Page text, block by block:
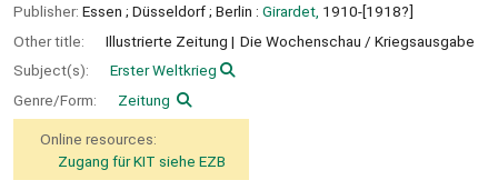
Publisher: Essen ; Düsseldorf ; Berlin : Girardet, 1910-[1918?]
Other title:
Illustrierte Zeitung
Die Wochenschau / Kriegsausgabe
Subject(s):
Erster Weltkrieg
Genre/Form:
Zeitung
Online resources:
Zugang für KIT siehe EZB